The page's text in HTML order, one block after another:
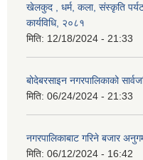
खेलकुद , धर्म, कला, संस्कृति
कार्यविधि, २०८१
मिति: 12/18/2024 - 21:33
बोदेबरसाइन नगरपालिकाको
मिति: 06/24/2024 - 21:33
नगरपालिकाबाट गरिने बजार
मिति: 06/12/2024 - 16:42